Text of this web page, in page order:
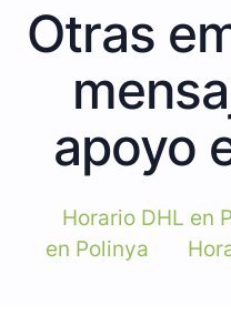
Otras
apoyo
Horario DHL en
en Polinya